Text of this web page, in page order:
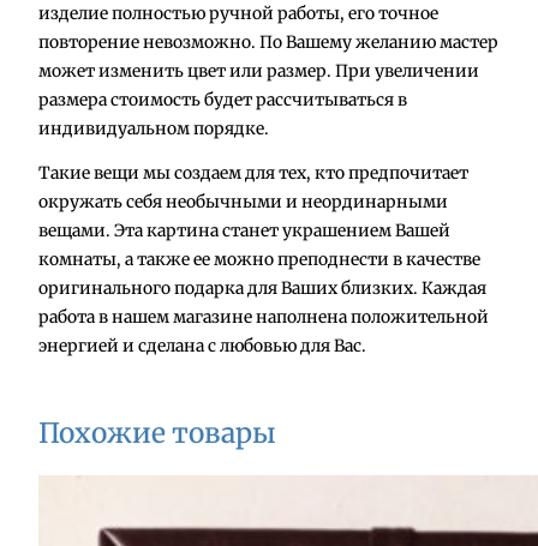
с
т
в
о
т
а
К
а
р
и
н
а
изделие полностью ручной работы, его точное
повторение невозможно. По Вашему желанию мастер
может изменить цвет или размер. При увеличении
размера стоимость будет рассчитываться в
индивидуальном порядке.
Такие вещи мы создаем для тех, кто предпочитает
окружать себя необычными и неординарными
вещами. Эта картина станет украшением Вашей
комнаты, а также ее можно преподнести в качестве
оригинального подарка для Ваших близких. Каждая
работа в нашем магазине наполнена положительной
энергией и сделана с любовью для Вас.
Похожие товары